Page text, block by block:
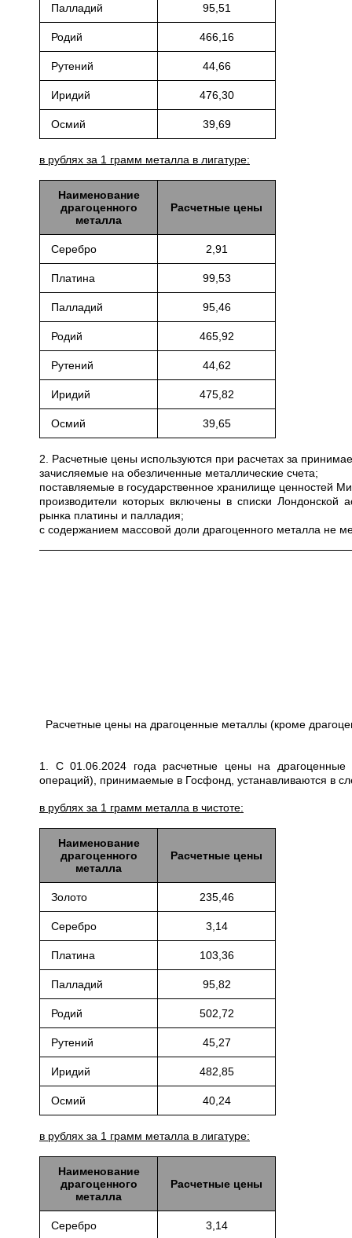
Палладий 95,51
Родий 466,16
Рутений 44,66
Иридий 476,30
Осмий 39,69
в рублях за 1 грамм металла в лигатуре:
Наименование
драгоценного
металла
Расчетные цены
Серебро 2,91
Платина 99,53
Палладий 95,46
Родий 465,92
Рутений 44,62
Иридий 475,82
Осмий 39,65
2. Расчетные цены используются при расчетах за
зачисляемые на обезличенные металлические счета;
поставляемые в государственное хранилище ценностей
производители которых включены в списки Лондонской
рынка платины и палладия;
с содержанием массовой доли драгоценного металла не
Расчетные цены на драгоценные металлы (кроме
1. С 01.06.2024 года расчетные цены на драгоценные
операций), принимаемые в Госфонд, устанавливаются в
в рублях за 1 грамм металла в чистоте:
Наименование
драгоценного
металла
Расчетные цены
Золото 235,46
Серебро 3,14
Платина 103,36
Палладий 95,82
Родий 502,72
Рутений 45,27
Иридий 482,85
Осмий 40,24
в рублях за 1 грамм металла в лигатуре:
Наименование
драгоценного
металла
Расчетные цены
Серебро 3,14